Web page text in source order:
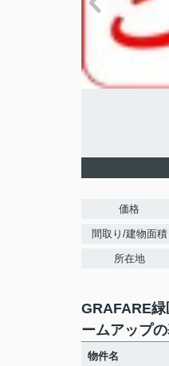
価格
間取り/建物面積
所在地
GRAFARE
ームアップ
物件名